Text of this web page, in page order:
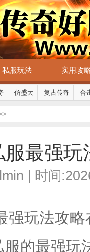
私服玩法 实用攻
仿盛大 复古传奇 合
服最强
| 时间
强玩法攻略
的最强玩